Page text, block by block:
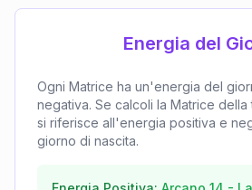
Energia del
Ogni Matrice ha un'energia del
negativa. Se calcoli la Matrice della
si riferisce all'energia positiva e
giorno di nascita.